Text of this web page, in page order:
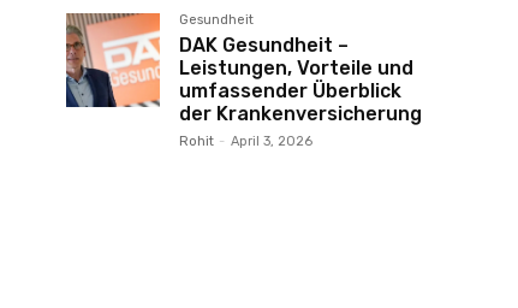
Gesundheit
DAK Gesundheit –
Leistungen, Vorteile und
umfassender Überblick
der Krankenversicherung
Rohit - April 3, 2026